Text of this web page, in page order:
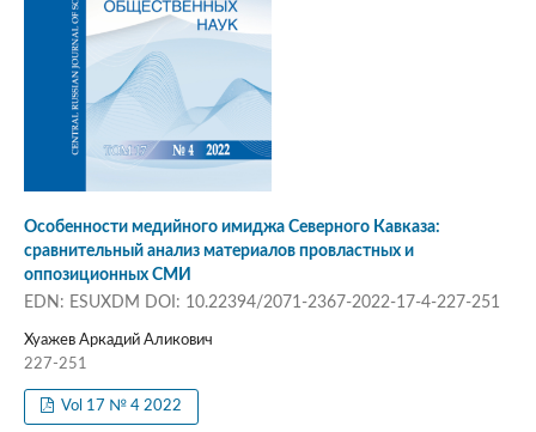
Особенности медийного имиджа Северного Кавказа:
сравнительный анализ материалов провластных и
оппозиционных СМИ
EDN: ESUXDM DOI: 10.22394/2071-2367-2022-17-4-227-251
Хуажев Аркадий Аликович
227-251
Vol 17 № 4 2022